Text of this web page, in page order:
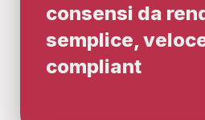
consensi da
semplice, veloce
compliant